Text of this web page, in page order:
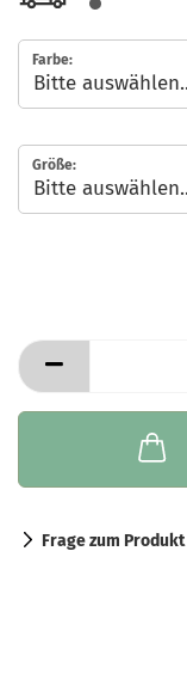
Farbe:
Größe:
Frage zum Produkt